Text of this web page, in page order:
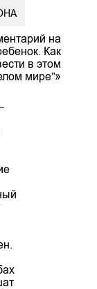
на
Как
в этом
мире”»